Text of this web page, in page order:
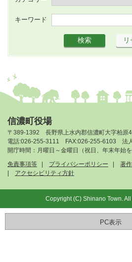
キーワード
信濃町役場
〒389-1392 長野県上水内郡信濃町大字柏原
電話:026-255-3111 FAX:026-255-6103 法
開庁時間：月曜日～金曜日（祝日、年末年始
免責事項等
プライバシーポリシー 著
アクセシビリティ方針
Copyright (C) Shinano Town.
PC表示